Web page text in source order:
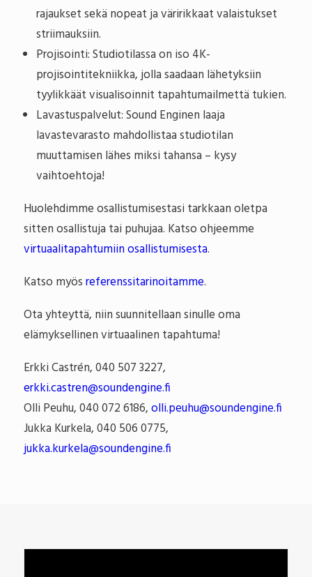
rajaukset sekä nopeat ja väririkkaat valaistukset
striimauksiin.
Projisointi: Studiotilassa on iso 4K-
projisointitekniikka, jolla saadaan lähetyksiin
tyylikkäät visualisoinnit tapahtumailmettä tukien.
Lavastuspalvelut: Sound Enginen laaja
lavastevarasto mahdollistaa studiotilan
muuttamisen lähes miksi tahansa – kysy
vaihtoehtoja!
Huolehdimme osallistumisestasi tarkkaan oletpa
sitten osallistuja tai puhujaa. Katso ohjeemme
virtuaalitapahtumiin osallistumisesta.
Katso myösreferenssitarinoitamme.
Ota yhteyttä, niin suunnitellaan sinulle oma
elämyksellinen virtuaalinen tapahtuma!
Erkki Castrén, 040 507 3227,
erkki.castren@soundengine.fi
Olli Peuhu, 040 072 6186,olli.peuhu@soundengine.fi
Jukka Kurkela, 040 506 0775,
jukka.kurkela@soundengine.fi